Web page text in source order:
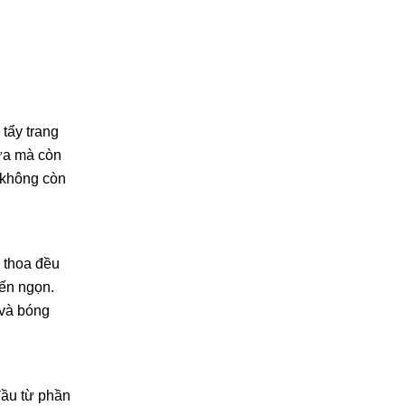
trang
mà còn
còn
đều
ngọn.
bóng
từ phần